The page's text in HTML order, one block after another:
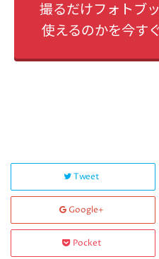
撮るだけフォトブ
使えるのかを今す
Tweet
Google+
Pocket